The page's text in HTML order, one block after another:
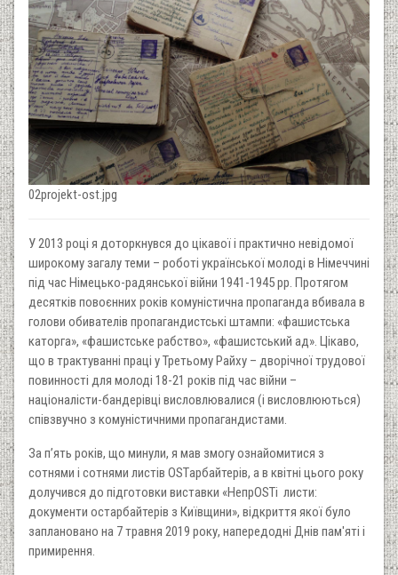
02projekt-ost.jpg
У 2013 році я доторкнувся до цікавої і практично невідомої
широкому загалу теми – роботі української молоді в Німеччині
під час Німецько-радянської війни 1941-1945 рр. Протягом
десятків повоєнних років комуністична пропаганда вбивала в
голови обивателів пропагандистські штампи: «фашистська
каторга», «фашистське рабство», «фашистський ад». Цікаво,
що в трактуванні праці у Третьому Райху – дворічної трудової
повинності для молоді 18-21 років під час війни –
націоналісти-бандерівці висловлювалися (і висловлюються)
співзвучно з комуністичними пропагандистами.
За п’ять років, що минули, я мав змогу ознайомитися з
сотнями і сотнями листів OSTарбайтерів, а в квітні цього року
долучився до підготовки виставки «НепрOSTі листи:
документи остарбайтерів з Київщини», відкриття якої було
заплановано на 7 травня 2019 року, напередодні Днів пам'яті і
примирення.